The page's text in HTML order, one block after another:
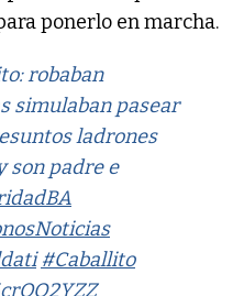
ponerlo en marcha.
robaban
simulaban pasear
ladrones
son padre e
#Caballito